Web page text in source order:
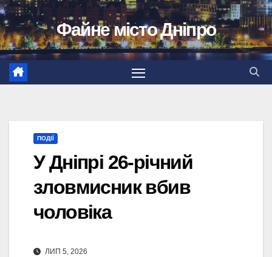
Перейти
до
вмісту
Файне місто Дніпро
ПОДІЇ
У Дніпрі 26-річний
зловмисник вбив
чоловіка
ЛИП 5, 2026